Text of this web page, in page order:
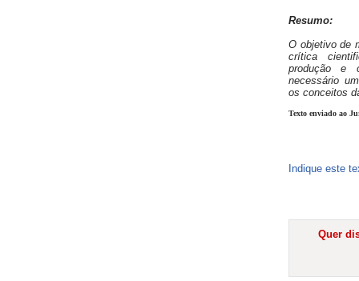
Resumo:
O objetivo de
crítica
produção e
necessário
os conceitos
Texto enviado ao
Indique este
Quer